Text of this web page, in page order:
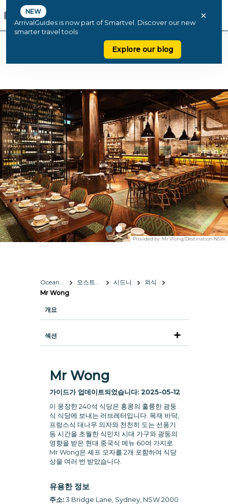
NEW
ArrivalGuides is now part of Smartvel. Discover our new
smarter travel tools
Explore our blog
×
Provided by: Mr Wong/Destination NSW
Oceania 오스트레일리아 시드니
외식
Mr Wong
개요
섹션
Mr Wong
가이드가 업데이트되었습니다: 2025-05-12
이 웅장한 240석 식당은 홍콩의 훌륭한 광둥
식 식당에 보내는 러브레터입니다. 목재 바닥,
프랑스식 대나무 의자와 천천히 도는 선풍기
등 시간을 초월한 식민지 시대 가구와 광둥의
영향을 받은 현대 중국식 메뉴 60여 가지로
Mr Wong은 셰프 모자를 2개 포함하여 식당
상을 여러 번 받았습니다.
유용한 정보
주소:3 Bridge Lane, Sydney, NSW 2000